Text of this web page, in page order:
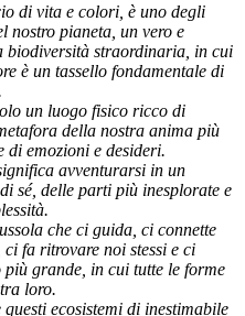
di vita e colori, è uno degli
nostro pianeta, un vero e
biodiversità straordinaria, in cui
è un tassello fondamentale di
un luogo fisico ricco di
della nostra anima più
emozioni e desideri.
avventurarsi in un
sé, delle parti più inesplorate e
che ci guida, ci connette
fa ritrovare noi stessi e ci
grande, in cui tutte le forme
loro.
ecosistemi di inestimabile